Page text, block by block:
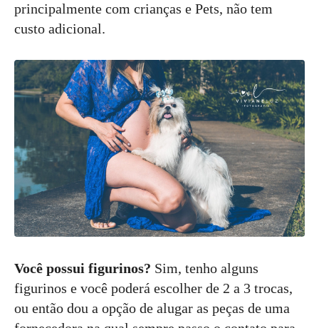
principalmente com crianças e Pets, não tem
custo adicional.
Você possui figurinos? Sim, tenho alguns
figurinos e você poderá escolher de 2 a 3 trocas,
ou então dou a opção de alugar as peças de uma